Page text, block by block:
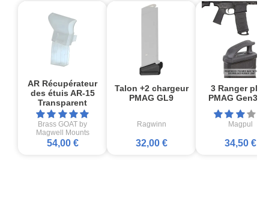
AR Récupérateur
des étuis AR-15
Transparent
Brass GOAT by
Magwell Mounts
54,00 €
Talon +2 chargeur
PMAG GL9
Ragwinn
32,00 €
3 Ranger
PMAG Gen3
Magpul
34,50 €